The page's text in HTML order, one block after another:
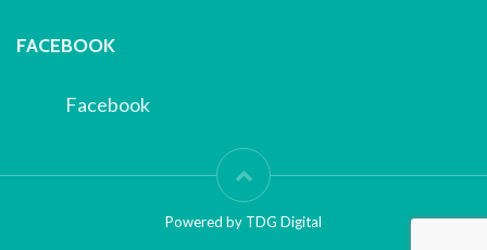
FACEBOOK
Facebook
Powered by TDG Digital